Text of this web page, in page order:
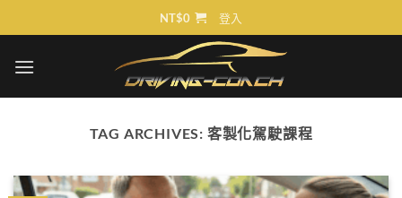
to
NT$0 登入
TAG ARCHIVES: 客製化駕駛課程